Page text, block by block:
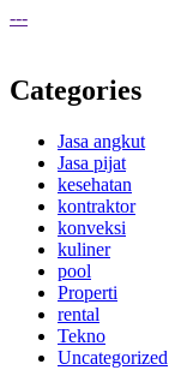
---
Categories
Jasa angkut
Jasa pijat
kesehatan
kontraktor
konveksi
kuliner
pool
Properti
rental
Tekno
Uncategorized